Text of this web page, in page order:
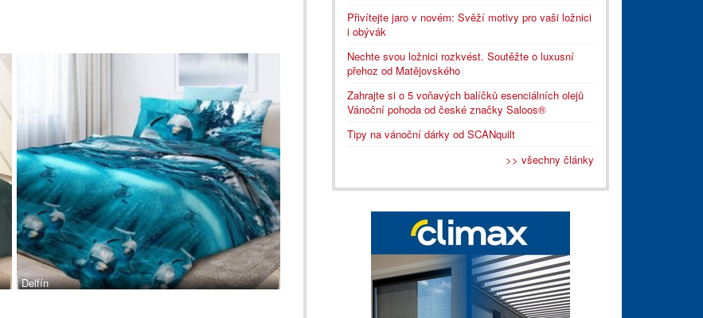
Delfín
Přivítejte jaro v novém: Svěží motivy pro vaši ložnici
i obývák
Nechte svou ložnici rozkvést. Soutěžte o luxusní
přehoz od Matějovského
Zahrajte si o 5 voňavých balíčků esenciálních olejů
Vánoční pohoda od české značky Saloos®
Tipy na vánoční dárky od SCANquilt
>> všechny články